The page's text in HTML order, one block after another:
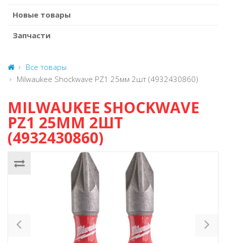
Новые товары
Запчасти
Все товары
Milwaukee Shockwave PZ1 25мм 2шт (4932430860)
MILWAUKEE SHOCKWAVE
PZ1 25ММ 2ШТ
(4932430860)
Previous